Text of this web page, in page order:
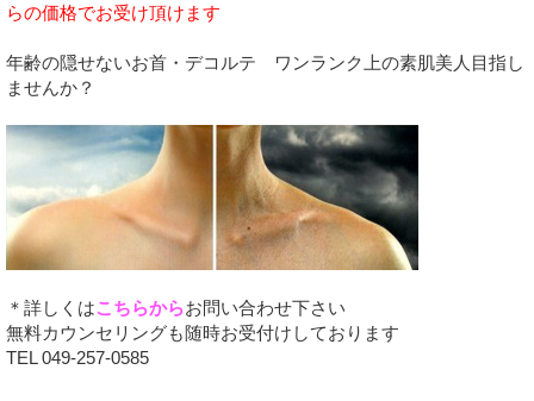
らの価格でお受け頂けます
年齢の隠せないお首・デコルテ ワンランク上の素肌美人目指し
ませんか？
＊詳しくはこちらからお問い合わせ下さい
無料カウンセリングも随時お受付けしております
TEL 049-257-0585